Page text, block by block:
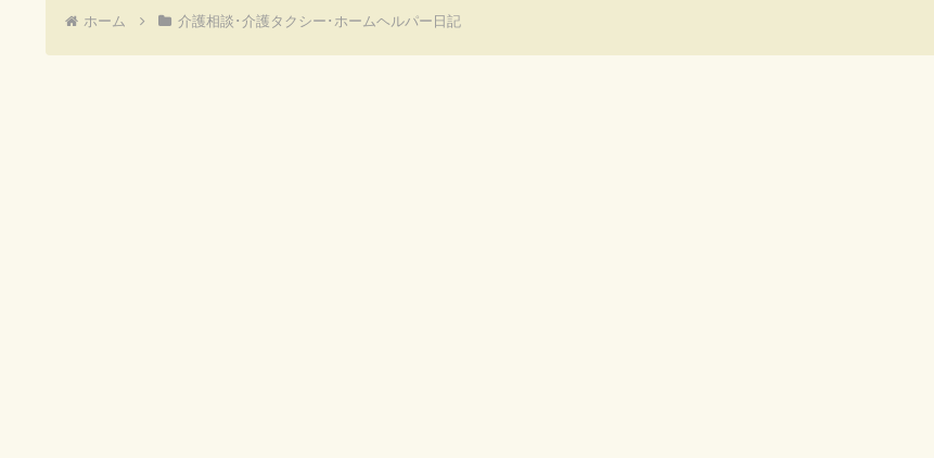
ホーム 介護相談･介護タクシー･ホームヘルパー日記